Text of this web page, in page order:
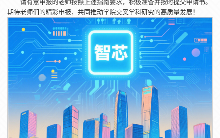
请有意申报的老师按照上述指南要求，积极准备并按时提交申请书。
期待老师们的精彩申报，共同推动学院交叉学科研究的高质量发展！